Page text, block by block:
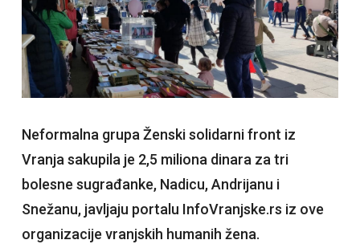
Neformalna grupa Ženski solidarni front iz
Vranja sakupila je 2,5 miliona dinara za tri
bolesne sugrađanke, Nadicu, Andrijanu i
Snežanu, javljaju portalu InfoVranjske.rs iz ove
organizacije vranjskih humanih žena.